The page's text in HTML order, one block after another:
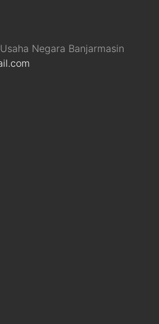
Negara Banjarmasin